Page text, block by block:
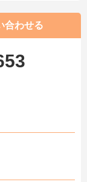
合わせる